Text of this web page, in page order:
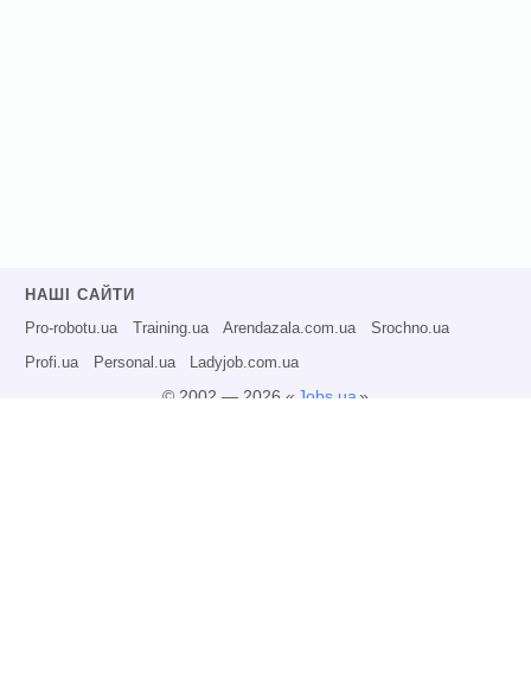
НАШІ САЙТИ
Pro-robotu.ua Training.ua Arendazala.com.ua Srochno.ua
Profi.ua Personal.ua Ladyjob.com.ua
© 2002 — 2026 « Jobs.ua»